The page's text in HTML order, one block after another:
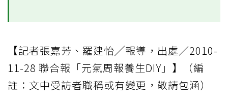
【記者張嘉芳、羅建怡╱報導，出處／2010-
11-28 聯合報「元氣周報養生DIY」】（編
註：文中受訪者職稱或有變更，敬請包涵）